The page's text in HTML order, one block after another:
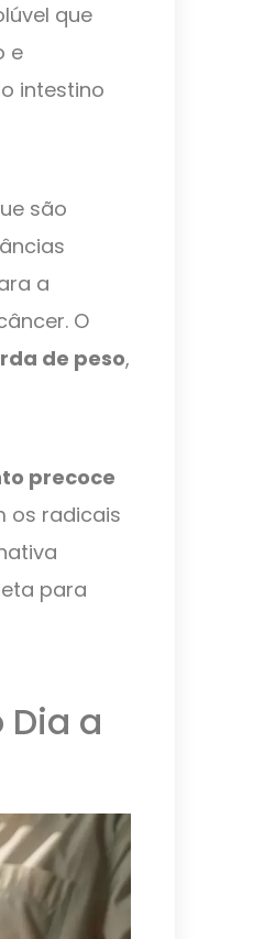
que
e
intestino
são
a
O
de peso,
precoce
os radicais
para
a